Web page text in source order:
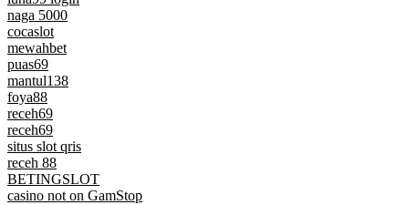
naga 5000
cocaslot
mewahbet
puas69
mantul138
foya88
receh69
receh69
situs slot qris
receh 88
BETINGSLOT
casino not on GamStop